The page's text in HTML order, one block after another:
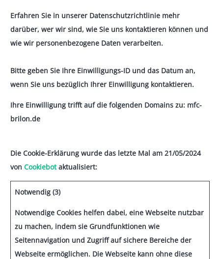
Erfahren Sie in unserer Datenschutzrichtlinie mehr
darüber, wer wir sind, wie Sie uns kontaktieren können und
wie wir personenbezogene Daten verarbeiten.
Bitte geben Sie Ihre Einwilligungs-ID und das Datum an,
wenn Sie uns bezüglich Ihrer Einwilligung kontaktieren.
Ihre Einwilligung trifft auf die folgenden Domains zu: mfc-
brilon.de
Die Cookie-Erklärung wurde das letzte Mal am 21/05/2024
von Cookiebotaktualisiert:
Notwendig (3)
Notwendige Cookies helfen dabei, eine Webseite nutzbar
zu machen, indem sie Grundfunktionen wie
Seitennavigation und Zugriff auf sichere Bereiche der
Webseite ermöglichen. Die Webseite kann ohne diese